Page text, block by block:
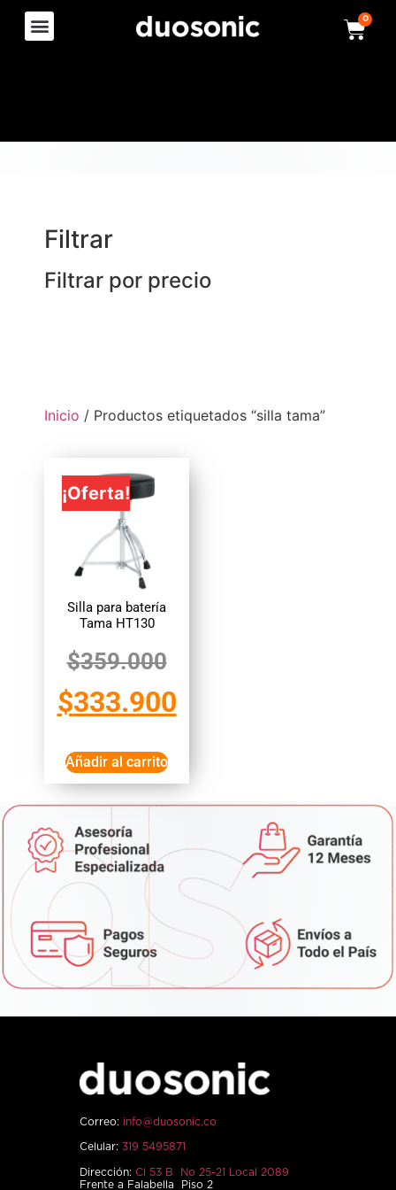
0
Filtrar
Filtrar por precio
Inicio / Productos etiquetados “silla tama”
¡Oferta!
Silla para batería
Tama HT130
$359.000
$333.900
Añadir al carrito
Correo: info@duosonic.co
Celular: 319 5495871
Dirección: Cl 53 B No 25-21 Local 2089
Frente a Falabella Piso 2